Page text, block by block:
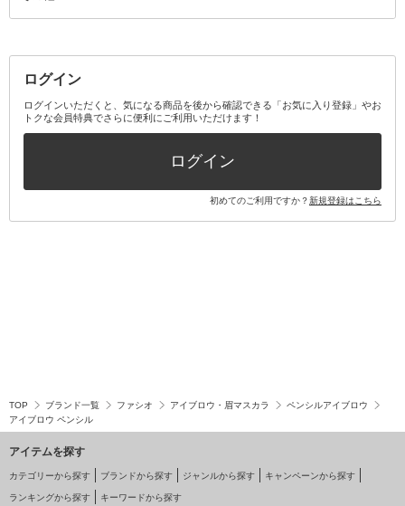
その他オーラルケア
ボディケアキット
その他キット・セット
ログイン
ログインいただくと、気になる商品を後から確認できる「お気に入り登録」やお
トクな会員特典でさらに便利にご利用いただけます！
ログイン
初めてのご利用ですか？新規登録はこちら
TOP ブランド一覧 ファシオ アイブロウ・眉マスカラ
ペンシルアイブロウ
アイブロウ ペンシル
アイテムを探す
カテゴリーから探す ブランドから探す ジャンルから探す キャンペーンから探す
ランキングから探す キーワードから探す